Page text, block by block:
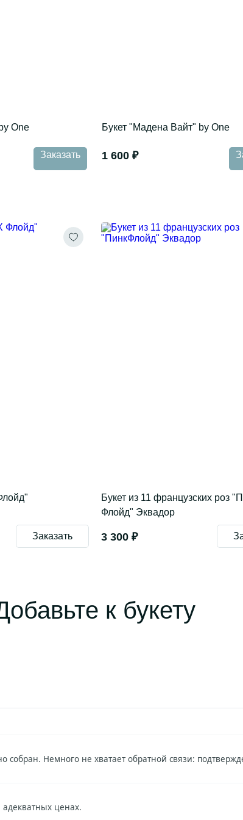
One
Заказать
Букет "Мадена Вайт" by One
1 600 ₽
Заказать
Букет из 11 французских роз
Флойд" Эквадор
3 300 ₽
к букету
собран. Немного не хватает обратной связи:
ценах.